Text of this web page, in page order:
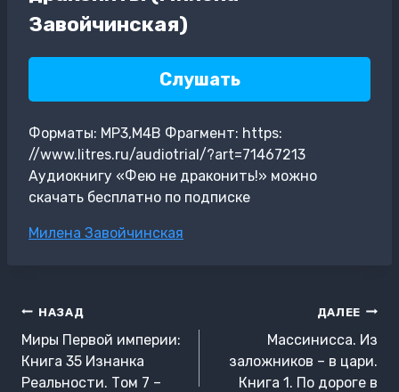
Завойчинская)
Слушать
Форматы: MP3,M4B Фрагмент: https:
//www.litres.ru/audiotrial/?art=71467213
Аудиокнигу «Фею не драконить!» можно
скачать бесплатно по подписке
Метки
Милена Завойчинская
Навигация
по
записям
НАЗАД
Миры Первой империи:
Книга 35 Изнанка
Реальности. Том 7 –
ДАЛЕЕ
Массинисса. Из
заложников – в цари.
Книга 1. По дороге в